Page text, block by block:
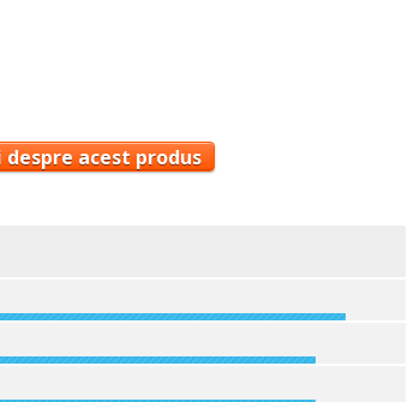
acest produs